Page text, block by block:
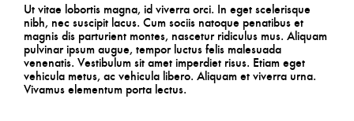
Ut vitae lobortis magna, id viverra orci. In eget scelerisque
nibh, nec suscipit lacus. Cum sociis natoque penatibus et
magnis dis parturient montes, nascetur ridiculus mus. Aliquam
pulvinar ipsum augue, tempor luctus felis malesuada
venenatis. Vestibulum sit amet imperdiet risus. Etiam eget
vehicula metus, ac vehicula libero. Aliquam et viverra urna.
Vivamus elementum porta lectus.